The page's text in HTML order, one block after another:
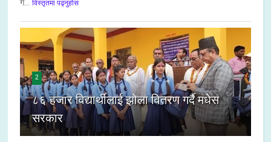
ग...
विस्तृतमा पढ्नुहोस
2
८६ हजार विद्यार्थीलाई झोला वितरण गर्दै मधेस
सरकार